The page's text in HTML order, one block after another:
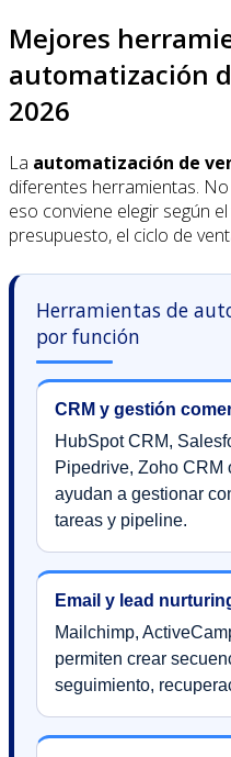
Mejores
automatización
2026
La automatización de
diferentes herramientas.
eso conviene elegir según
presupuesto, el ciclo de
Herramientas de
por función
CRM y gestión
HubSpot CRM,
Pipedrive, Zoho CRM
ayudan a gestionar
tareas y pipeline.
Email y lead
Mailchimp,
permiten crear
seguimiento,